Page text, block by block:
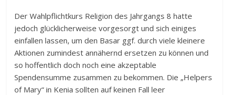
Der Wahlpflichtkurs Religion des Jahrgangs 8 hatte
jedoch glücklicherweise vorgesorgt und sich einiges
einfallen lassen, um den Basar ggf. durch viele kleinere
Aktionen zumindest annähernd ersetzen zu können und
so hoffentlich doch noch eine akzeptable
Spendensumme zusammen zu bekommen. Die „Helpers
of Mary“ in Kenia sollten auf keinen Fall leer